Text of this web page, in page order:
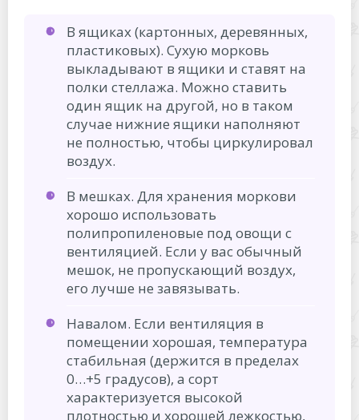
В ящиках (картонных, деревянных,
пластиковых). Сухую морковь
выкладывают в ящики и ставят на
полки стеллажа. Можно ставить
один ящик на другой, но в таком
случае нижние ящики наполняют
не полностью, чтобы циркулировал
воздух.
В мешках. Для хранения моркови
хорошо использовать
полипропиленовые под овощи с
вентиляцией. Если у вас обычный
мешок, не пропускающий воздух,
его лучше не завязывать.
Навалом. Если вентиляция в
помещении хорошая, температура
стабильная (держится в пределах
0…+5 градусов), а сорт
характеризуется высокой
плотностью и хорошей лежкостью,